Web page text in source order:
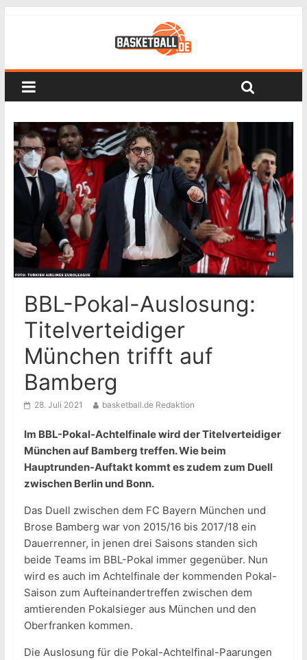
BBL-Pokal-Auslosung:
Titelverteidiger
München trifft auf
Bamberg
28. Juli 2021 basketball.de Redaktion
Im BBL-Pokal-Achtelfinale wird der Titelverteidiger
München auf Bamberg treffen. Wie beim
Hauptrunden-Auftakt kommt es zudem zum Duell
zwischen Berlin und Bonn.
Das Duell zwischen dem FC Bayern München und
Brose Bamberg war von 2015/16 bis 2017/18 ein
Dauerrenner, in jenen drei Saisons standen sich
beide Teams im BBL-Pokal immer gegenüber. Nun
wird es auch im Achtelfinale der kommenden Pokal-
Saison zum Aufteinandertreffen zwischen dem
amtierenden Pokalsieger aus München und den
Oberfranken kommen.
Die Auslosung für die Pokal-Achtelfinal-Paarungen